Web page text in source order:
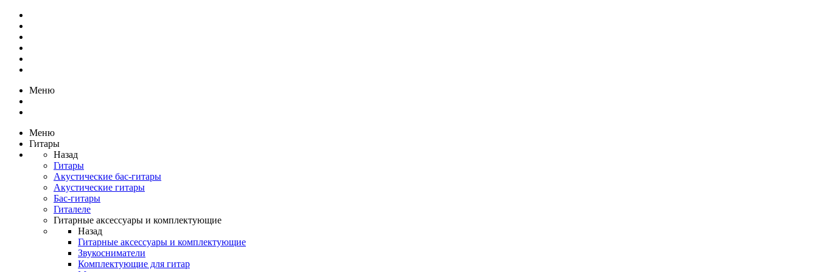
Меню
Меню
Гитары
Назад
Гитары
Акустические бас-гитары
Акустические гитары
Бас-гитары
Гиталеле
Гитарные аксессуары и комплектующие
Назад
Гитарные аксессуары и комплектующие
Звукосниматели
Комплектующие для гитар